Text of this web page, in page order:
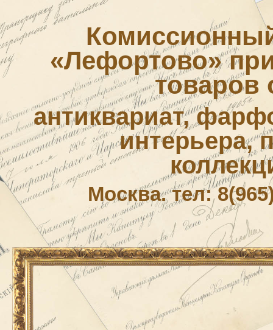
«Лефортово»
товаров
антиквариат,
интерьера,
Москва. тел: